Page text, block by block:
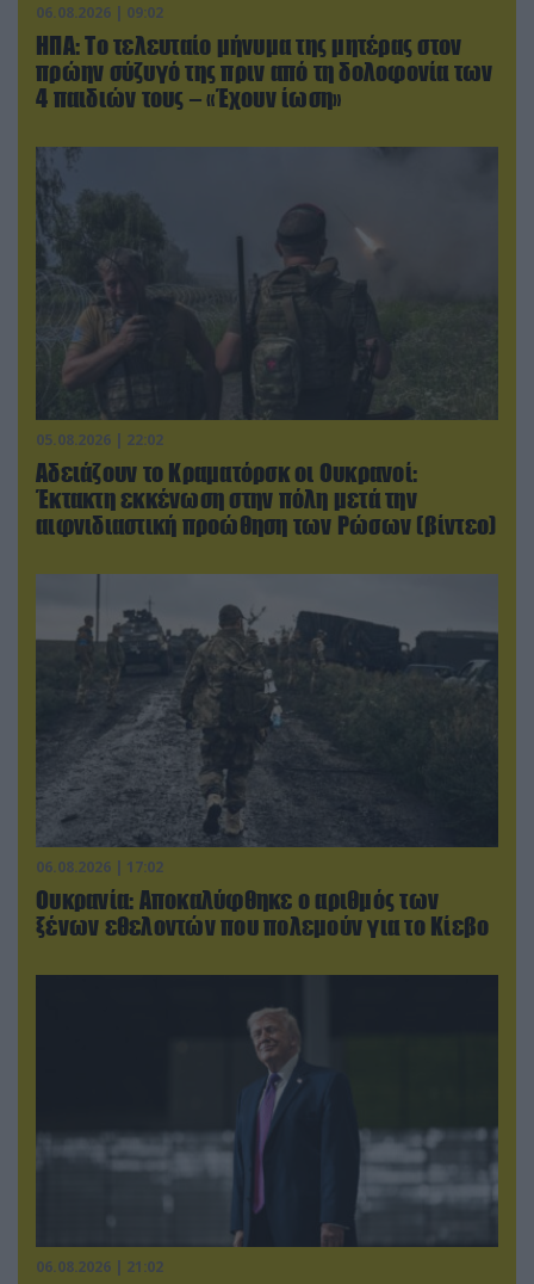
06.08.2026 | 09:02
ΗΠΑ: Το τελευταίο μήνυμα της μητέρας στον
πρώην σύζυγό της πριν από τη δολοφονία των
4 παιδιών τους – «Έχουν ίωση»
05.08.2026 | 22:02
Αδειάζουν το Κραματόρσκ οι Ουκρανοί:
Έκτακτη εκκένωση στην πόλη μετά την
αιφνιδιαστική προώθηση των Ρώσων (βίντεο)
06.08.2026 | 17:02
Ουκρανία: Αποκαλύφθηκε ο αριθμός των
ξένων εθελοντών που πολεμούν για το Κίεβο
06.08.2026 | 21:02